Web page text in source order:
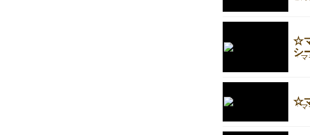
☆
シ
☆